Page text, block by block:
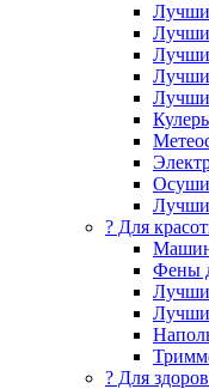
? Для
Фены
? Для